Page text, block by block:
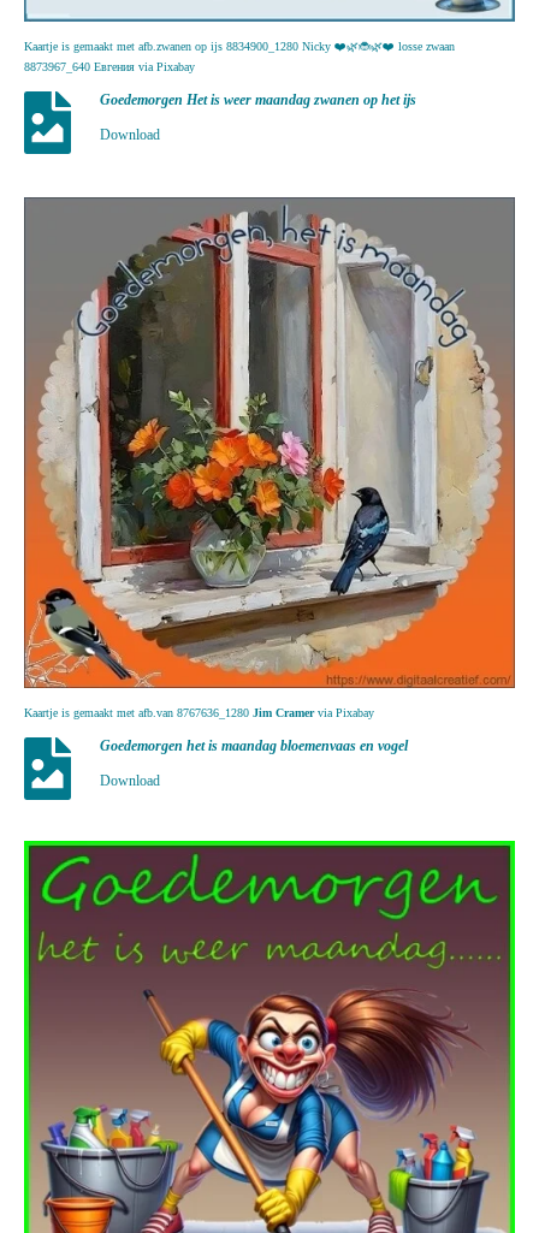
Kaartje is gemaakt met afb.zwanen op ijs 8834900_1280 Nicky ❤️🌿🐞🌿❤️ losse zwaan
8873967_640 Евгения via Pixabay
Goedemorgen Het is weer maandag zwanen op het ijs
Download
Kaartje is gemaakt met afb.van 8767636_1280 Jim Cramervia Pixabay
Goedemorgen het is maandag bloemenvaas en vogel
Download